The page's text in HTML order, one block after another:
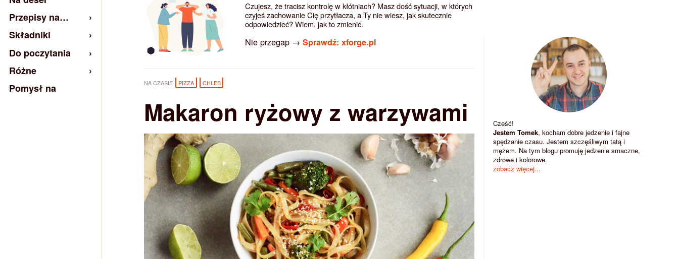
Czujesz, że tracisz kontrolę w kłótniach? Masz dość sytuacji, w których
czyjeś zachowanie Cię przytłacza, a Ty nie wiesz, jak skutecznie
odpowiedzieć? Wiem, jak to zmienić.
Nie przegap → Sprawdź: xforge.pl
NA CZASIE PIZZA CHLEB
Makaron ryżowy z warzywami
Cześć!
Jestem Tomek, kocham dobre jedzenie i fajne
spędzanie czasu. Jestem szczęśliwym tatą i
mężem. Na tym blogu promuję jedzenie smaczne,
zdrowe i kolorowe.
zobacz więcej...
Przepisy na…
Składniki
Do poczytania
Różne
Pomysł na